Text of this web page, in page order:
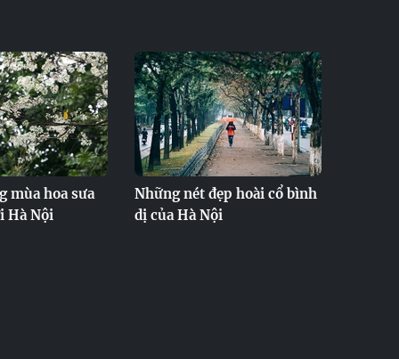
mùa hoa sưa
Hà Nội
Những nét đẹp hoài cổ bình
dị của Hà Nội